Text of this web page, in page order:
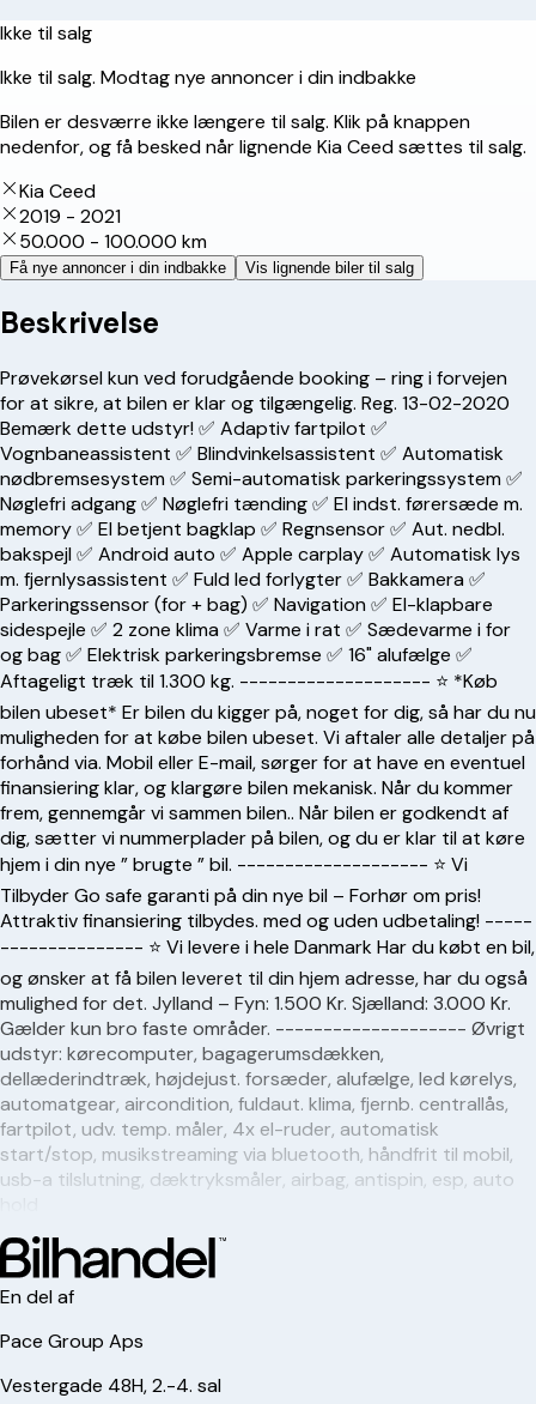
Ikke til salg
Ikke til salg. Modtag nye annoncer i din indbakke
Bilen er desværre ikke længere til salg. Klik på knappen
nedenfor, og få besked når lignende Kia Ceed sættes til salg.
Kia Ceed
2019 - 2021
50.000 - 100.000 km
Få nye annoncer i din indbakke Vis lignende biler til salg
Beskrivelse
Prøvekørsel kun ved forudgående booking – ring i forvejen
for at sikre, at bilen er klar og tilgængelig. Reg. 13-02-2020
Bemærk dette udstyr! ✅ Adaptiv fartpilot ✅
Vognbaneassistent ✅ Blindvinkelsassistent ✅ Automatisk
nødbremsesystem ✅ Semi-automatisk parkeringssystem ✅
Nøglefri adgang ✅ Nøglefri tænding ✅ El indst. førersæde m.
memory ✅ El betjent bagklap ✅ Regnsensor ✅ Aut. nedbl.
bakspejl ✅ Android auto ✅ Apple carplay ✅ Automatisk lys
m. fjernlysassistent ✅ Fuld led forlygter ✅ Bakkamera ✅
Parkeringssensor (for + bag) ✅ Navigation ✅ El-klapbare
sidespejle ✅ 2 zone klima ✅ Varme i rat ✅ Sædevarme i for
og bag ✅ Elektrisk parkeringsbremse ✅ 16" alufælge ✅
Aftageligt træk til 1.300 kg. -------------------- ⭐️ *Køb
bilen ubeset* Er bilen du kigger på, noget for dig, så har du nu
muligheden for at købe bilen ubeset. Vi aftaler alle detaljer på
forhånd via. Mobil eller E-mail, sørger for at have en eventuel
finansiering klar, og klargøre bilen mekanisk. Når du kommer
frem, gennemgår vi sammen bilen.. Når bilen er godkendt af
dig, sætter vi nummerplader på bilen, og du er klar til at køre
hjem i din nye ” brugte ” bil. -------------------- ⭐️ Vi
Tilbyder Go safe garanti på din nye bil – Forhør om pris!
Attraktiv finansiering tilbydes. med og uden udbetaling! -----
--------------- ⭐️ Vi levere i hele Danmark Har du købt en bil,
og ønsker at få bilen leveret til din hjem adresse, har du også
mulighed for det. Jylland – Fyn: 1.500 Kr. Sjælland: 3.000 Kr.
Gælder kun bro faste områder. -------------------- Øvrigt
udstyr: kørecomputer, bagagerumsdækken,
dellæderindtræk, højdejust. forsæder, alufælge, led kørelys,
automatgear, aircondition, fuldaut. klima, fjernb. centrallås,
fartpilot, udv. temp. måler, 4x el-ruder, automatisk
start/stop, musikstreaming via bluetooth, håndfrit til mobil,
usb-a tilslutning, dæktryksmåler, airbag, antispin, esp, auto
En del af
Pace Group Aps
Vestergade 48H, 2.-4. sal